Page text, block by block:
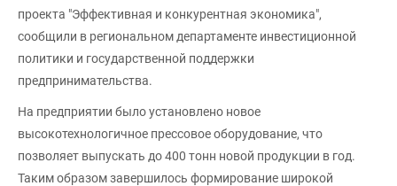
проекта "Эффективная и конкурентная экономика",
сообщили в региональном департаменте инвестиционной
политики и государственной поддержки
предпринимательства.
На предприятии было установлено новое
высокотехнологичное прессовое оборудование, что
позволяет выпускать до 400 тонн новой продукции в год.
Таким образом завершилось формирование широкой